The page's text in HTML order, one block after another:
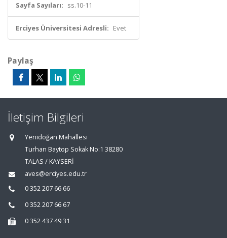
Sayfa Sayıları: ss.10-11
Erciyes Üniversitesi Adresli: Evet
Paylaş
İletişim Bilgileri
Yenidoğan Mahallesi
Turhan Baytop Sokak No:1 38280
TALAS / KAYSERİ
aves@erciyes.edu.tr
0 352 207 66 66
0 352 207 66 67
0 352 437 49 31